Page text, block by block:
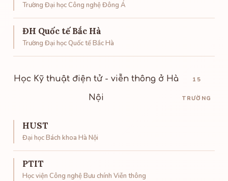
Trường Đại học Công nghệ Đông Á
ĐH Quốc tế Bắc Hà
Trường Đại học Quốc tế Bắc Hà
Học Kỹ thuật điện tử - viễn thông ở Hà
Nội
15
TRƯỜNG
HUST
Đại học Bách khoa Hà Nội
PTIT
Học viện Công nghệ Bưu chính Viễn thông